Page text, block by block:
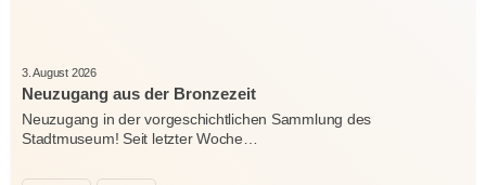
3. August 2026
Neuzugang aus der Bronzezeit
Neuzugang in der vorgeschichtlichen Sammlung des
Stadtmuseum! Seit letzter Woche…